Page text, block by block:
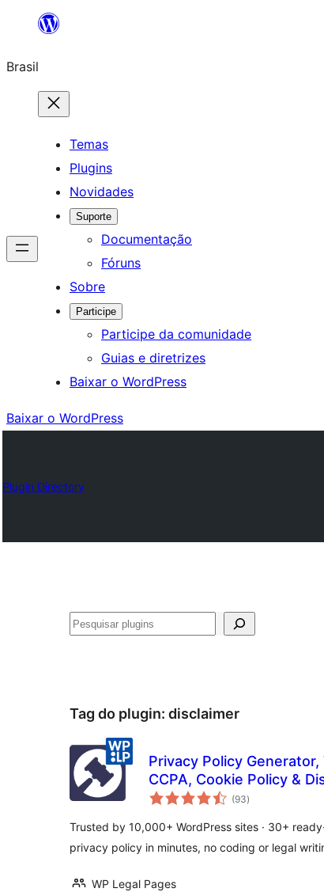
o
conteúdo
Brasil
Temas
Plugins
Novidades
Suporte
Documentação
Fóruns
Sobre
Participe
Participe da comunidade
Guias e diretrizes
Baixar o WordPress
Baixar o WordPress
Plugin Directory
Pesquisar
Tag do plugin: disclaimer
Privacy Policy
CCPA, Cookie Policy &
Legal Pages (93total
de
)
Trusted by 10,000+ WordPress sites · 30+
privacy policy in minutes, no coding or legal
WP Legal Pages